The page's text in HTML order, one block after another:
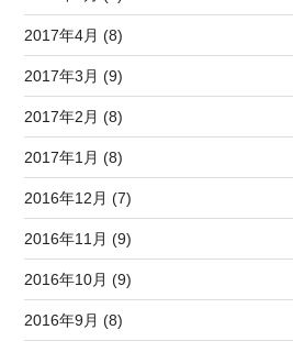
2017年4月 (8)
2017年3月 (9)
2017年2月 (8)
2017年1月 (8)
2016年12月 (7)
2016年11月 (9)
2016年10月 (9)
2016年9月 (8)